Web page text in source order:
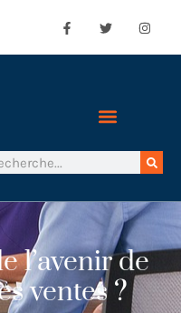
l’avenir de
ventes ?